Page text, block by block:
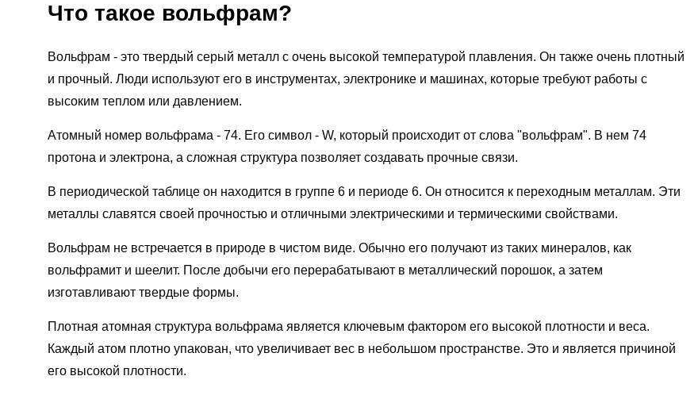
Что такое вольфрам?
Вольфрам - это твердый серый металл с очень высокой температурой плавления. Он также очень плотный
и прочный. Люди используют его в инструментах, электронике и машинах, которые требуют работы с
высоким теплом или давлением.
Атомный номер вольфрама - 74. Его символ - W, который происходит от слова "вольфрам". В нем 74
протона и электрона, а сложная структура позволяет создавать прочные связи.
В периодической таблице он находится в группе 6 и периоде 6. Он относится к переходным металлам. Эти
металлы славятся своей прочностью и отличными электрическими и термическими свойствами.
Вольфрам не встречается в природе в чистом виде. Обычно его получают из таких минералов, как
вольфрамит и шеелит. После добычи его перерабатывают в металлический порошок, а затем
изготавливают твердые формы.
Плотная атомная структура вольфрама является ключевым фактором его высокой плотности и веса.
Каждый атом плотно упакован, что увеличивает вес в небольшом пространстве. Это и является причиной
его высокой плотности.